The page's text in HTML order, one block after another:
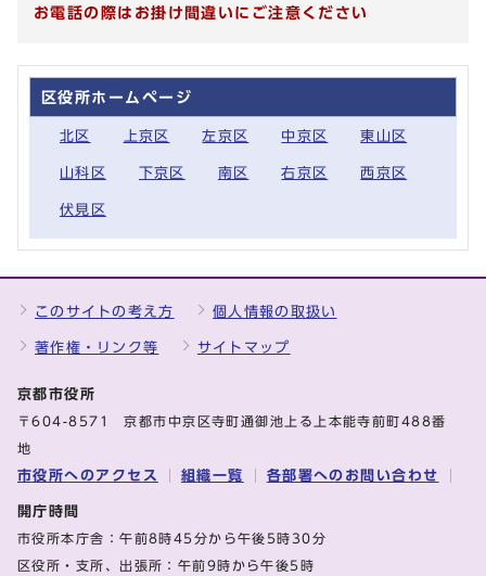
お電話の際はお掛け間違いにご注意ください
区役所ホームページ
北区 上京区 左京区 中京区 東山区
山科区 下京区 南区 右京区 西京区
伏見区
このサイトの考え方 個人情報の取扱い
著作権・リンク等 サイトマップ
京都市役所
〒604-8571 京都市中京区寺町通御池上る上本能寺前町488番
地
市役所へのアクセス 組織一覧 各部署へのお問い合わせ
開庁時間
市役所本庁舎：午前8時45分から午後5時30分
区役所・支所、出張所：午前9時から午後5時